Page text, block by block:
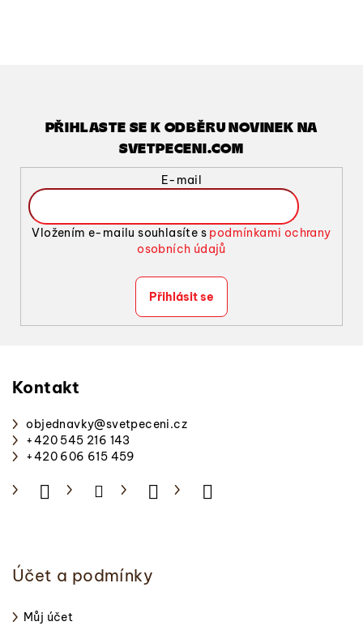
í
p
r
v
k
v
ý
i
s
u
PŘIHLASTE SE K ODBĚRU NOVINEK NA
SVETPECENI.COM
E-mail
Vložením e-mailu souhlasíte s podmínkami ochrany
osobních údajů
Přihlásit se
Kontakt
objednavky@svetpeceni.cz
+420 545 216 143
+420 606 615 459
Účet a podmínky
Můj účet